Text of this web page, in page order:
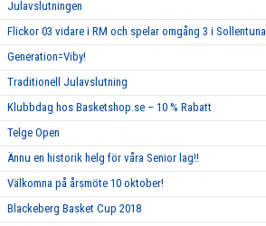
Julavslutningen
Flickor 03 vidare i RM och spelar omgång 3 i Sollentuna
Generation=Viby!
Traditionell Julavslutning
Klubbdag hos Basketshop.se – 10 % Rabatt
Telge Open
Ännu en historik helg för våra Senior lag!!
Välkomna på årsmöte 10 oktober!
Blackeberg Basket Cup 2018